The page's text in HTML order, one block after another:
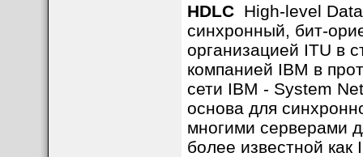
HDLCHigh-level Data
синхронный, бит-
организацией ITU в
компанией IBM в
сети IBM - System
основа для
многими серверами
более известной как